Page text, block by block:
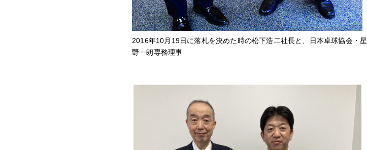
2016年10月19日に落札を決めた時の松下浩二社長と、日本卓球協会・星
野一朗専務理事